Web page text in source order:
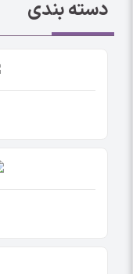
دسته بندی